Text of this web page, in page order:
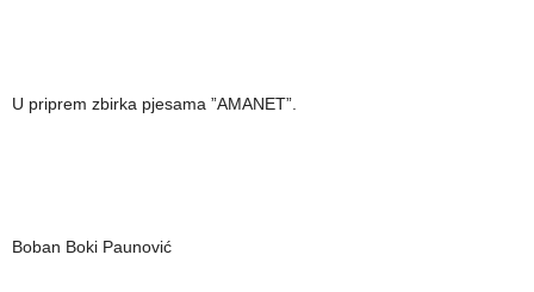
U priprem zbirka pjesama ”AMANET”.
Boban Boki Paunović